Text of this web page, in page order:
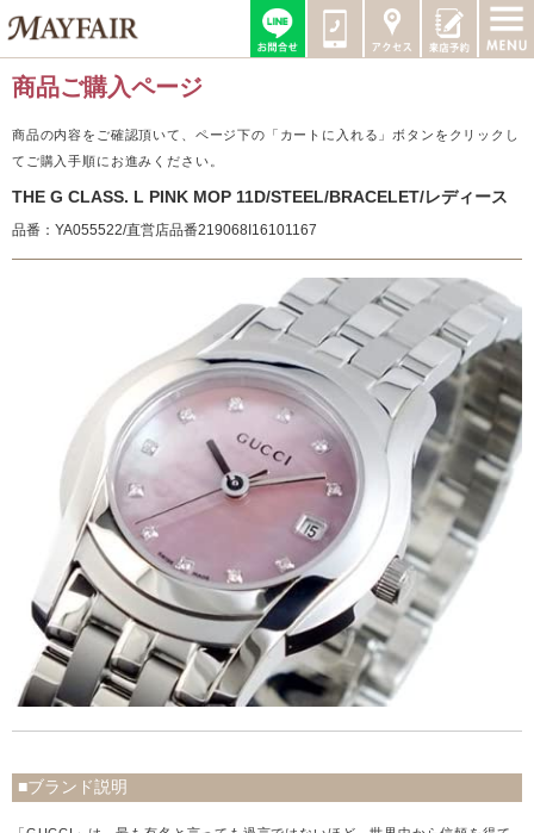
商品ご購入ページ
商品の内容をご確認頂いて、ページ下の「カートに入れる」ボタンをクリックし
てご購入手順にお進みください。
THE G CLASS. L PINK MOP 11D/STEEL/BRACELET/レディース
品番：YA055522/直営店品番219068I16101167
■ブランド説明